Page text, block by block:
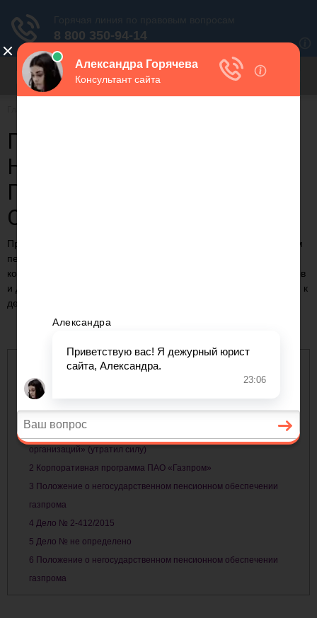
ПОЛОЖЕНИЕ О
НЕГОСУДАРСТВЕННОМ
ПЕНСИОННОМ
ОБЕСПЕЧЕНИИ ГАЗПРОМА
Предлагаем статью на тему: "Положение о негосударственном
пенсионном обеспечении газпрома" с понятными
комментариями и выводами. С случае возникновения вопросов
и для актуализации данных на 2023 год вы можете обратиться к
дежурному консультанту.
Содержание
1АННОТАЦИЯ К: Приказ ОАО «Газпром» от 15 июня 2004 г. N 37
«Об утверждении Положения о негосударственном пенсионном
обеспечении работников ОАО «Газпром», его дочерних обществ и
организаций» (утратил силу)
2 Корпоративная программа ПАО «Газпром»
3 Положение о негосударственном пенсионном обеспечении
газпрома
4 Дело № 2-412/2015
5 Дело № не определено
6 Положение о негосударственном пенсионном обеспечении
газпрома
сайту: migrant-plus@cp9.ru